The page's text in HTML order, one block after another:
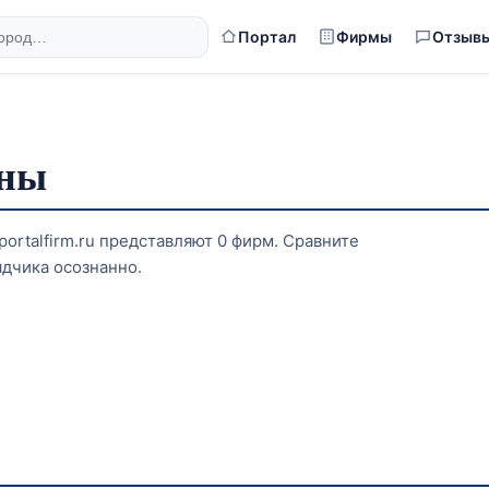
Портал Фирмы
представляют 0 фирм. Сравните
осознанно.